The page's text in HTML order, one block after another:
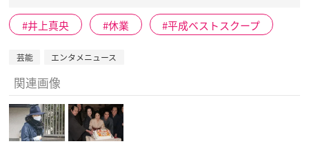
井上真央 休業 平成ベストスクープ
芸能 エンタメニュース
関連画像